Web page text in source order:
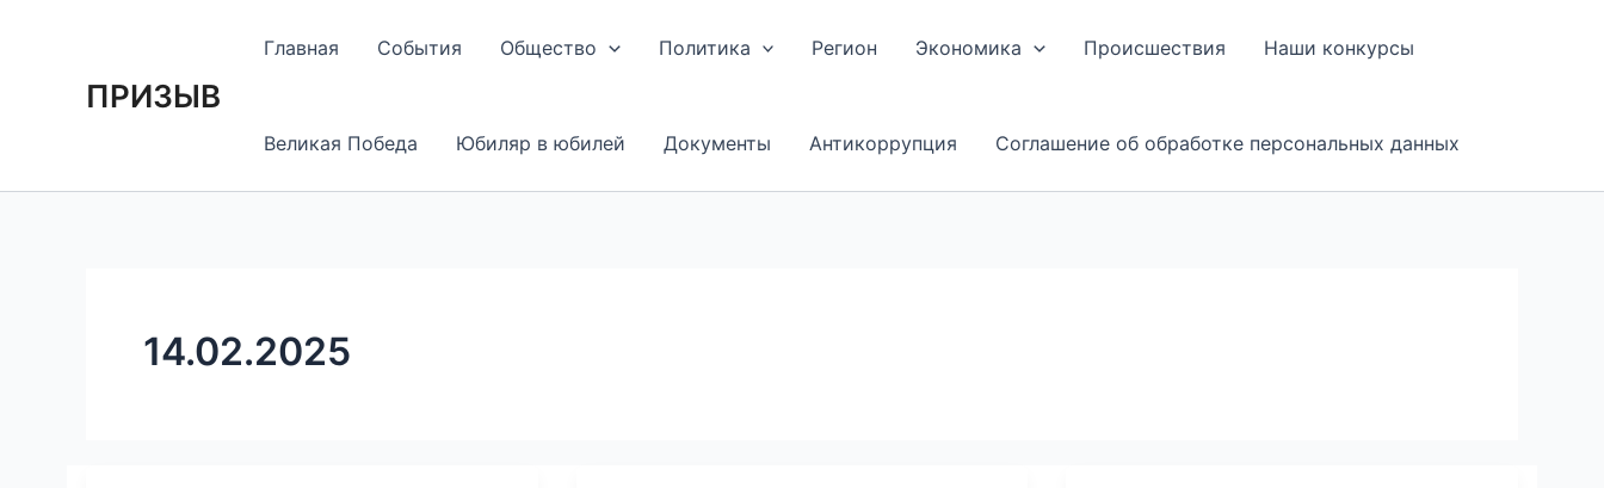
ПРИЗЫВ
Главная События Общество Политика Регион Экономика Происшествия Наши конкурсы
Великая Победа Юбиляр в юбилей Документы Антикоррупция Соглашение об обработке персональных данных
14.02.2025